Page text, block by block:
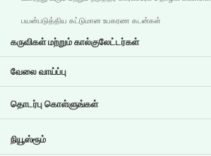
பயன்படுத்திய கட்டுமான உபகரண கடன்கள்
கருவிகள் மற்றும் கால்குலேட்டர்கள்
இஎம்ஐ கால்குலேட்டர்
இரு சக்கர வாகனக் கடன் இஎம்ஐ கால்குலேட்டர்
கார் மதிப்பீட்டு கருவி
வேலை வாய்ப்பு
தற்போதைய வேலை வாய்ப்புகள்
தொடர்பு கொள்ளுங்கள்
நியூஸ்ரூம்